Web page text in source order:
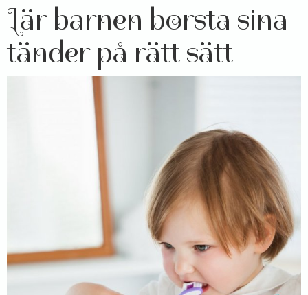
Lär barnen borsta sina
tänder på rätt sätt